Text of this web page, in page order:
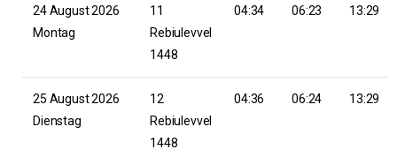
24 August 2026
Montag
11
Rebiulevvel
1448
04:34 06:23 13:29
25 August 2026
Dienstag
12
Rebiulevvel
1448
04:36 06:24 13:29